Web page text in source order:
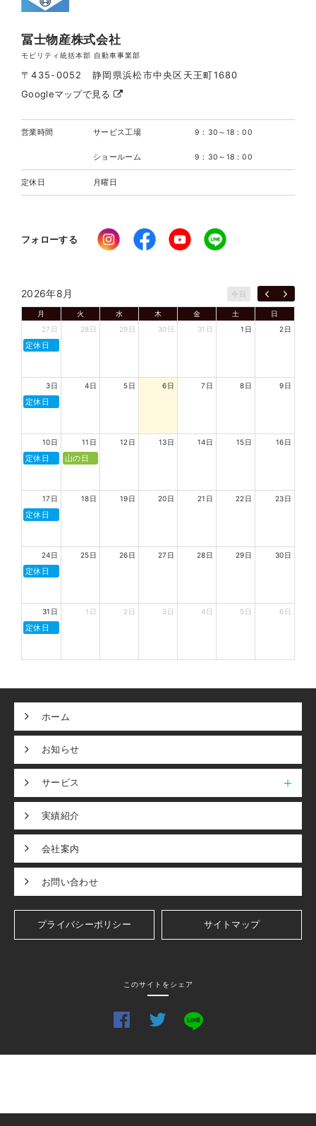
冨士物産株式会社
モビリティ統括本部 自動車事業部
〒435-0052 静岡県浜松市中央区天王町1680
Googleマップで見る
営業時間 サービス工場 9：30～18：00
ショールーム 9：30～18：00
定休日 月曜日
フォローする
2026年8月 今日
月 火 水 木 金 土
日
27日
定休日
28日 29日 30日 31日 1日 2日
3日
定休日
4日 5日 6日 7日 8日 9日
10日
定休日
11日
山の日
12日 13日 14日 15日 16日
17日
定休日
18日 19日 20日 21日 22日 23日
24日
定休日
25日 26日 27日 28日 29日 30日
31日
定休日
1日 2日 3日 4日 5日 6日
ホーム
お知らせ
サービス
実績紹介
会社案内
お問い合わせ
プライバシーポリシー サイトマップ
このサイトをシェア